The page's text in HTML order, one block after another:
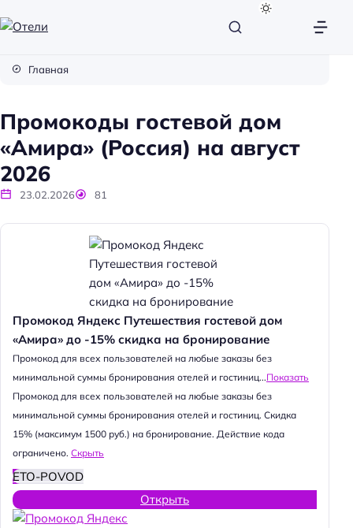
и
Главная
Промокоды гостевой дом
«Амира» (Россия) на август
2026
23.02.2026 81
Промокод Яндекс Путешествия гостевой дом
«Амира» до -15% скидка на бронирование
Промокод для всех пользователей на любые заказы без
минимальной суммы бронирования отелей и гостиниц...Показать
Промокод для всех пользователей на любые заказы без
минимальной суммы бронирования отелей и гостиниц. Скидка
15% (максимум 1500 руб.) на бронирование. Действие кода
ограничено. Скрыть
ETO-POVOD
Открыть